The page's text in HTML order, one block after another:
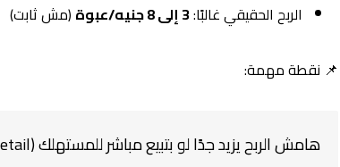
الربح الحقيقي غالبًا:3 إلى 8 جنيه/عبوة (مش ثابت)
📌 نقطة مهمة:
هامش الربح يزيد جدًا لو بتبيع مباشر للمستهلك (Retail)